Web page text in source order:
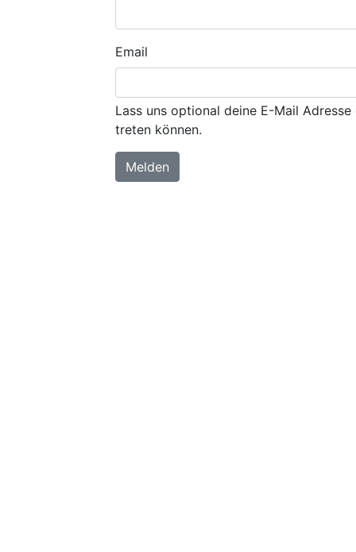
Email
Lass uns optional deine E-Mail
treten können.
Melden